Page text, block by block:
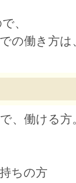
、
の働き方は
、働ける方
ちの方